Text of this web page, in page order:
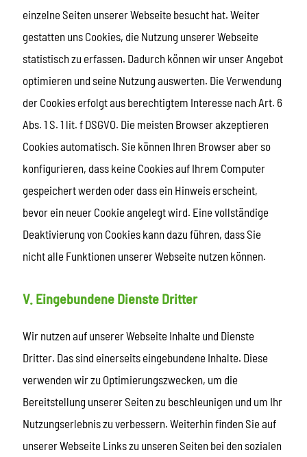
einzelne Seiten unserer Webseite besucht hat. Weiter
gestatten uns Cookies, die Nutzung unserer Webseite
statistisch zu erfassen. Dadurch können wir unser Angebot
optimieren und seine Nutzung auswerten. Die Verwendung
der Cookies erfolgt aus berechtigtem Interesse nach Art. 6
Abs. 1 S. 1 lit. f DSGVO. Die meisten Browser akzeptieren
Cookies automatisch. Sie können Ihren Browser aber so
konfigurieren, dass keine Cookies auf Ihrem Computer
gespeichert werden oder dass ein Hinweis erscheint,
bevor ein neuer Cookie angelegt wird. Eine vollständige
Deaktivierung von Cookies kann dazu führen, dass Sie
nicht alle Funktionen unserer Webseite nutzen können.
V. Eingebundene Dienste Dritter
Wir nutzen auf unserer Webseite Inhalte und Dienste
Dritter. Das sind einerseits eingebundene Inhalte. Diese
verwenden wir zu Optimierungszwecken, um die
Bereitstellung unserer Seiten zu beschleunigen und um Ihr
Nutzungserlebnis zu verbessern. Weiterhin finden Sie auf
unserer Webseite Links zu unseren Seiten bei den sozialen